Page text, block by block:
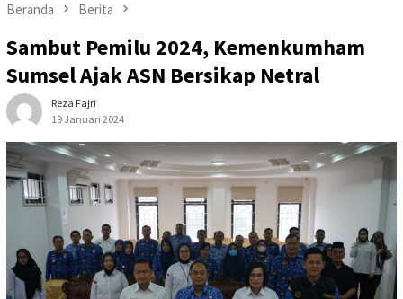
Beranda Berita
Sambut Pemilu 2024, Kemenkumham
Sumsel Ajak ASN Bersikap Netral
Reza Fajri
19 Januari 2024